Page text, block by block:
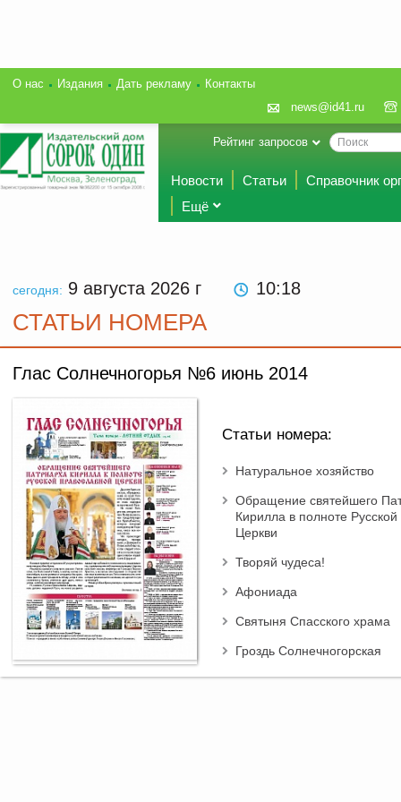
О нас Издания Дать рекламу
Контакты
news@id41.ru
Рейтинг запросов
Новости Статьи
Справочник
Ещё
сегодня: 9 августа 2026 г 10:18
СТАТЬИ НОМЕРА
Глас Солнечногорья №6 июнь 2014
Статьи номера:
Натуральное хозяйство
Обращение святейшего
Кирилла в полноте
Церкви
Творяй чудеса!
Афониада
Святыня Спасского храма
Гроздь Солнечногорская